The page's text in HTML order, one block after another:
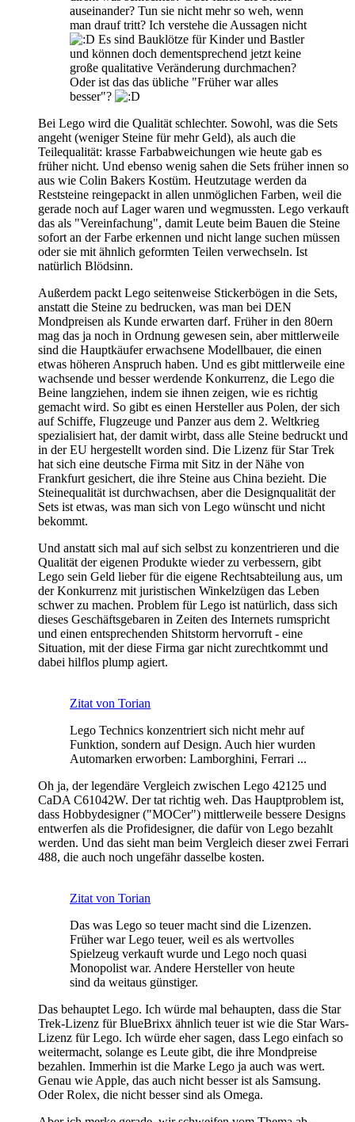
auseinander? Tun sie nicht mehr so weh, wenn
man drauf tritt? Ich verstehe die Aussagen nicht
Es sind Bauklötze für Kinder und Bastler
und können doch dementsprechend jetzt keine
große qualitative Veränderung durchmachen?
Oder ist das das übliche "Früher war alles
besser"?
Bei Lego wird die Qualität schlechter. Sowohl, was die Sets
angeht (weniger Steine für mehr Geld), als auch die
Teilequalität: krasse Farbabweichungen wie heute gab es
früher nicht. Und ebenso wenig sahen die Sets früher innen so
aus wie Colin Bakers Kostüm. Heutzutage werden da
Reststeine reingepackt in allen unmöglichen Farben, weil die
gerade noch auf Lager waren und wegmussten. Lego verkauft
das als "Vereinfachung", damit Leute beim Bauen die Steine
sofort an der Farbe erkennen und nicht lange suchen müssen
oder sie mit ähnlich geformten Teilen verwechseln. Ist
natürlich Blödsinn.
Außerdem packt Lego seitenweise Stickerbögen in die Sets,
anstatt die Steine zu bedrucken, was man bei DEN
Mondpreisen als Kunde erwarten darf. Früher in den 80ern
mag das ja noch in Ordnung gewesen sein, aber mittlerweile
sind die Hauptkäufer erwachsene Modellbauer, die einen
etwas höheren Anspruch haben. Und es gibt mittlerweile eine
wachsende und besser werdende Konkurrenz, die Lego die
Beine langziehen, indem sie ihnen zeigen, wie es richtig
gemacht wird. So gibt es einen Hersteller aus Polen, der sich
auf Schiffe, Flugzeuge und Panzer aus dem 2. Weltkrieg
spezialisiert hat, der damit wirbt, dass alle Steine bedruckt und
in der EU hergestellt worden sind. Die Lizenz für Star Trek
hat sich eine deutsche Firma mit Sitz in der Nähe von
Frankfurt gesichert, die ihre Steine aus China bezieht. Die
Steinequalität ist durchwachsen, aber die Designqualität der
Sets ist etwas, was man sich von Lego wünscht und nicht
bekommt.
Und anstatt sich mal auf sich selbst zu konzentrieren und die
Qualität der eigenen Produkte wieder zu verbessern, gibt
Lego sein Geld lieber für die eigene Rechtsabteilung aus, um
der Konkurrenz mit juristischen Winkelzügen das Leben
schwer zu machen. Problem für Lego ist natürlich, dass sich
dieses Geschäftsgebaren in Zeiten des Internets rumspricht
und einen entsprechenden Shitstorm hervorruft - eine
Situation, mit der diese Firma gar nicht zurechtkommt und
dabei hilflos plump agiert.
Zitat von Torian
Lego Technics konzentriert sich nicht mehr auf
Funktion, sondern auf Design. Auch hier wurden
Automarken erworben: Lamborghini, Ferrari ...
Oh ja, der legendäre Vergleich zwischen Lego 42125 und
CaDA C61042W. Der tat richtig weh. Das Hauptproblem ist,
dass Hobbydesigner ("MOCer") mittlerweile bessere Designs
entwerfen als die Profidesigner, die dafür von Lego bezahlt
werden. Und das sieht man beim Vergleich dieser zwei Ferrari
488, die auch noch ungefähr dasselbe kosten.
Zitat von Torian
Das was Lego so teuer macht sind die Lizenzen.
Früher war Lego teuer, weil es als wertvolles
Spielzeug verkauft wurde und Lego noch quasi
Monopolist war. Andere Hersteller von heute
sind da weitaus günstiger.
Das behauptet Lego. Ich würde mal behaupten, dass die Star
Trek-Lizenz für BlueBrixx ähnlich teuer ist wie die Star Wars-
Lizenz für Lego. Ich würde eher sagen, dass Lego einfach so
weitermacht, solange es Leute gibt, die ihre Mondpreise
bezahlen. Immerhin ist die Marke Lego ja auch was wert.
Genau wie Apple, das auch nicht besser ist als Samsung.
Oder Rolex, die nicht besser sind als Omega.